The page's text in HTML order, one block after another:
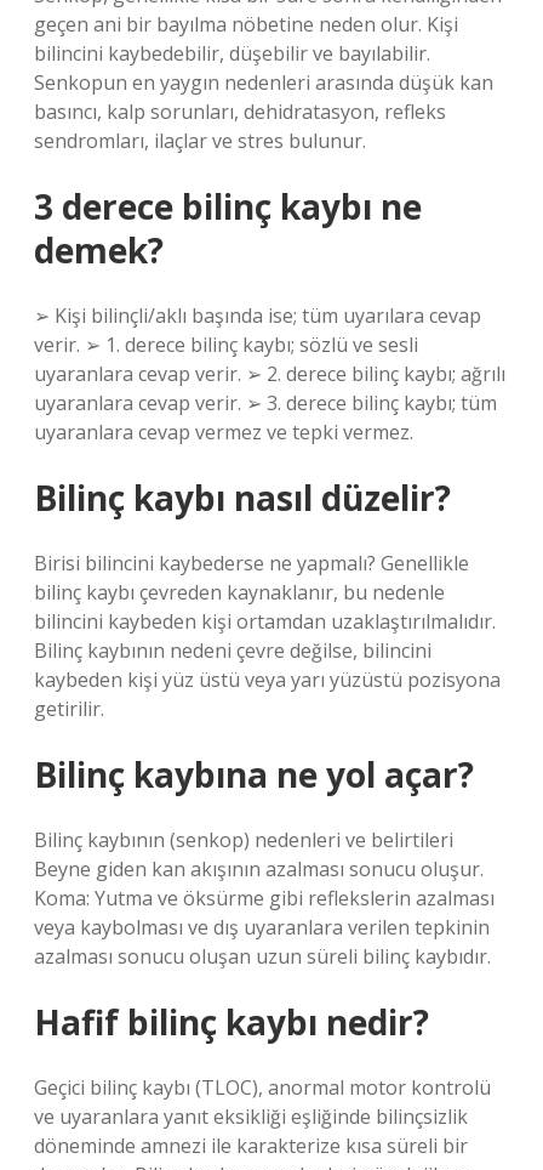
geçen ani bir bayılma nöbetine neden olur. Kişi
bilincini kaybedebilir, düşebilir ve bayılabilir.
Senkopun en yaygın nedenleri arasında düşük kan
basıncı, kalp sorunları, dehidratasyon, refleks
sendromları, ilaçlar ve stres bulunur.
3 derece bilinç kaybı ne
demek?
➢ Kişi bilinçli/aklı başında ise; tüm uyarılara cevap
verir. ➢ 1. derece bilinç kaybı; sözlü ve sesli
uyaranlara cevap verir. ➢ 2. derece bilinç kaybı; ağrılı
uyaranlara cevap verir. ➢ 3. derece bilinç kaybı; tüm
uyaranlara cevap vermez ve tepki vermez.
Bilinç kaybı nasıl düzelir?
Birisi bilincini kaybederse ne yapmalı? Genellikle
bilinç kaybı çevreden kaynaklanır, bu nedenle
bilincini kaybeden kişi ortamdan uzaklaştırılmalıdır.
Bilinç kaybının nedeni çevre değilse, bilincini
kaybeden kişi yüz üstü veya yarı yüzüstü pozisyona
getirilir.
Bilinç kaybına ne yol açar?
Bilinç kaybının (senkop) nedenleri ve belirtileri
Beyne giden kan akışının azalması sonucu oluşur.
Koma: Yutma ve öksürme gibi reflekslerin azalması
veya kaybolması ve dış uyaranlara verilen tepkinin
azalması sonucu oluşan uzun süreli bilinç kaybıdır.
Hafif bilinç kaybı nedir?
Geçici bilinç kaybı (TLOC), anormal motor kontrolü
ve uyaranlara yanıt eksikliği eşliğinde bilinçsizlik
döneminde amnezi ile karakterize kısa süreli bir